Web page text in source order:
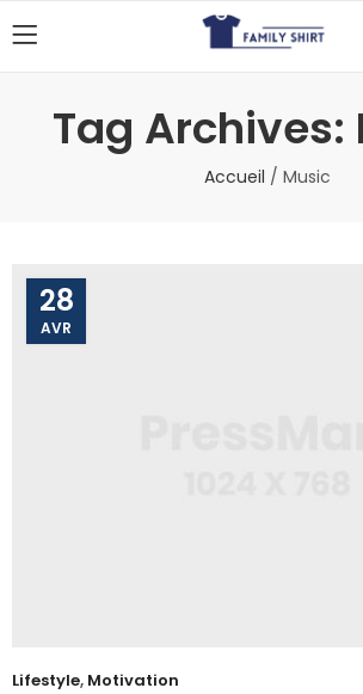
Tag Archives:
Accueil / Music
28
AVR
Lifestyle, Motivation